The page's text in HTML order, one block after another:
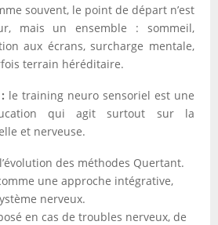
souvent, le point de départ n’est
mais un ensemble : sommeil,
aux écrans, surcharge mentale,
terrain héréditaire.
le training neuro sensoriel est une
qui agit surtout sur la
et nerveuse.
des méthodes Quertant.
une approche intégrative,
nerveux.
en cas de troubles nerveux, de